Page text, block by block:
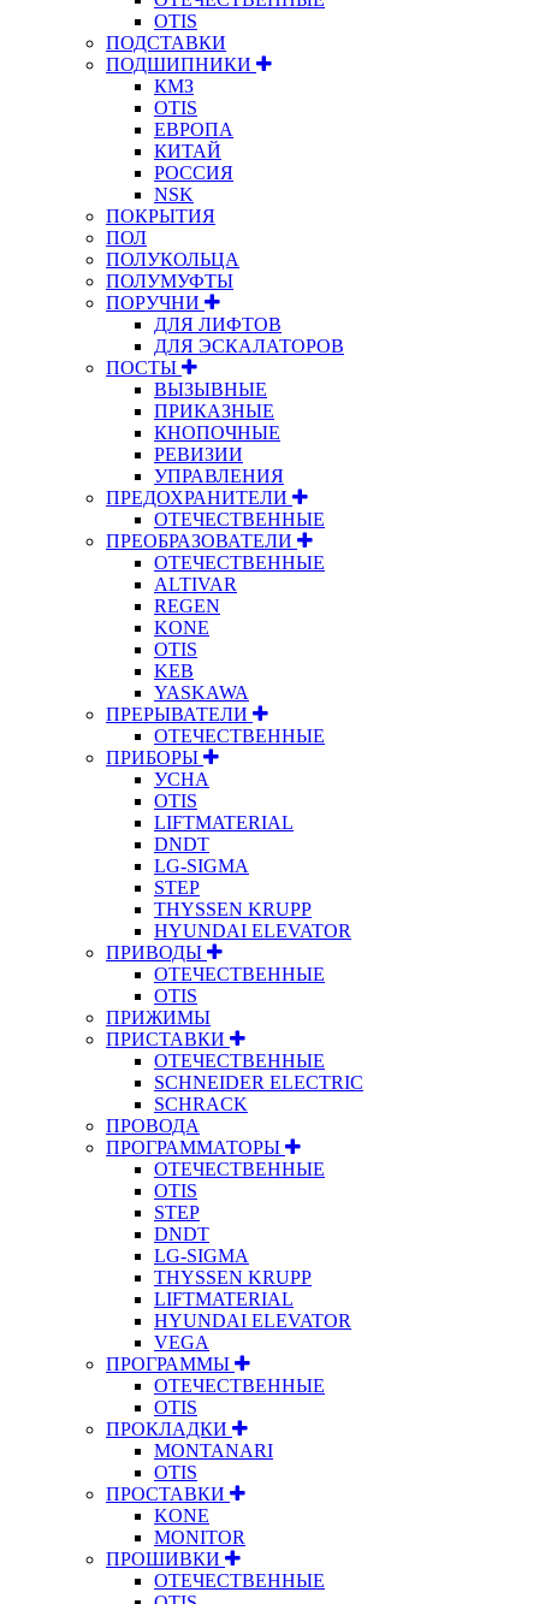
OTIS
ПОДСТАВКИ
ПОДШИПНИКИ
КМЗ
OTIS
ЕВРОПА
КИТАЙ
РОССИЯ
NSK
ПОКРЫТИЯ
ПОЛ
ПОЛУКОЛЬЦА
ПОЛУМУФТЫ
ПОРУЧНИ
ДЛЯ ЛИФТОВ
ДЛЯ ЭСКАЛАТОРОВ
ПОСТЫ
ВЫЗЫВНЫЕ
ПРИКАЗНЫЕ
КНОПОЧНЫЕ
РЕВИЗИИ
УПРАВЛЕНИЯ
ПРЕДОХРАНИТЕЛИ
ОТЕЧЕСТВЕННЫЕ
ПРЕОБРАЗОВАТЕЛИ
ОТЕЧЕСТВЕННЫЕ
ALTIVAR
REGEN
KONE
OTIS
KEB
YASKAWA
ПРЕРЫВАТЕЛИ
ОТЕЧЕСТВЕННЫЕ
ПРИБОРЫ
УСНА
OTIS
LIFTMATERIAL
DNDT
LG-SIGMA
STEP
THYSSEN KRUPP
HYUNDAI ELEVATOR
ПРИВОДЫ
ОТЕЧЕСТВЕННЫЕ
OTIS
ПРИЖИМЫ
ПРИСТАВКИ
ОТЕЧЕСТВЕННЫЕ
SCHNEIDER ELECTRIC
SCHRACK
ПРОВОДА
ПРОГРАММАТОРЫ
ОТЕЧЕСТВЕННЫЕ
OTIS
STEP
DNDT
LG-SIGMA
THYSSEN KRUPP
LIFTMATERIAL
HYUNDAI ELEVATOR
VEGA
ПРОГРАММЫ
ОТЕЧЕСТВЕННЫЕ
OTIS
ПРОКЛАДКИ
MONTANARI
OTIS
ПРОСТАВКИ
KONE
MONITOR
ПРОШИВКИ
ОТЕЧЕСТВЕННЫЕ